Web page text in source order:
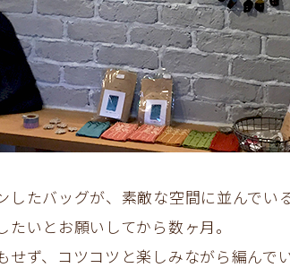
したバッグが、素敵な空間に並んでい
たいとお願いしてから数ヶ月。
せず、コツコツと楽しみながら編んで